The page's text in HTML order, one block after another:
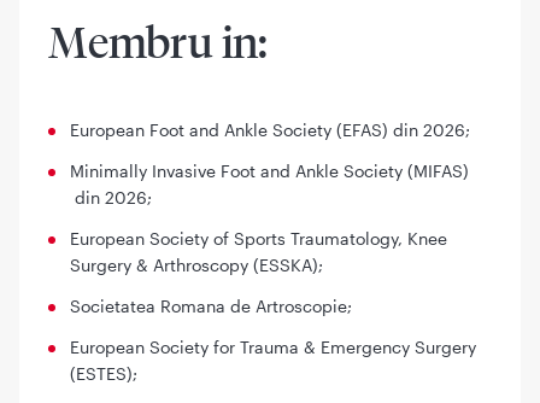
Membru in:
European Foot and Ankle Society (EFAS) din 2026;
Minimally Invasive Foot and Ankle Society (MIFAS)
din 2026;
European Society of Sports Traumatology, Knee
Surgery & Arthroscopy (ESSKA);
Societatea Romana de Artroscopie;
European Society for Trauma & Emergency Surgery
(ESTES);